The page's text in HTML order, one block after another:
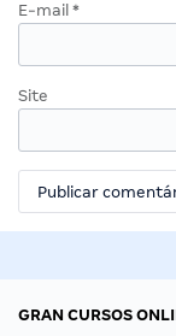
E-mail *
Site
GRAN CURSOS